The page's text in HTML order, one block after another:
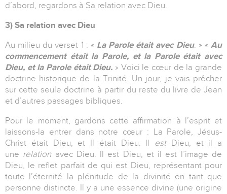
d’abord, regardons à Sa relation avec Dieu.
3) Sa relation avec Dieu
Au milieu du verset 1 : « La Parole était avec Dieu. » «Au
commencement était la Parole, et la Parole était avec
Dieu, et la Parole était Dieu. » Voici le cœur de la grande
doctrine historique de la Trinité. Un jour, je vais prêcher
sur cette seule doctrine à partir du reste du livre de Jean
et d’autres passages bibliques.
Pour le moment, gardons cette affirmation à l’esprit et
laissons-la entrer dans notre cœur : La Parole, Jésus-
Christ était Dieu, et Il était Dieu. Il
estDieu, et il a
une relationavec Dieu. Il est Dieu, et il est l’image de
Dieu, le reflet parfait de qui est Dieu, représentant pour
toute l’éternité la plénitude de la divinité en tant que
personne distincte. Il y a une essence divine (une origine